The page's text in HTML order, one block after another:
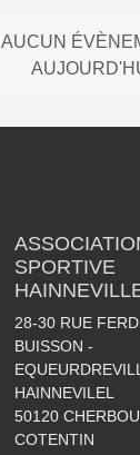
AUCUN
SPORTIVE
28-30 RUE
BUISSON -
HAINNEVILEL
50120
COTENTIN